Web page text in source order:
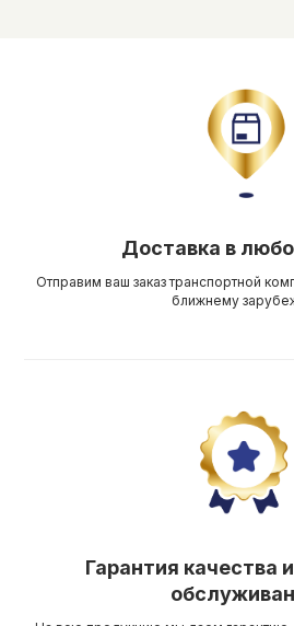
Доставка в
Отправим ваш заказ транспортной
ближнему
Гарантия качества